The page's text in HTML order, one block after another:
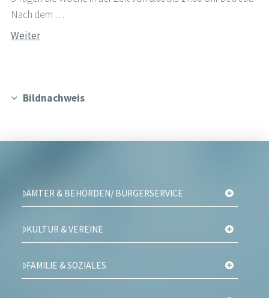
Nach dem …
Weiter
Bildnachweis
ÄMTER & BEHÖRDEN/ BÜRGERSERVICE
KULTUR & VEREINE
FAMILIE & SOZIALES